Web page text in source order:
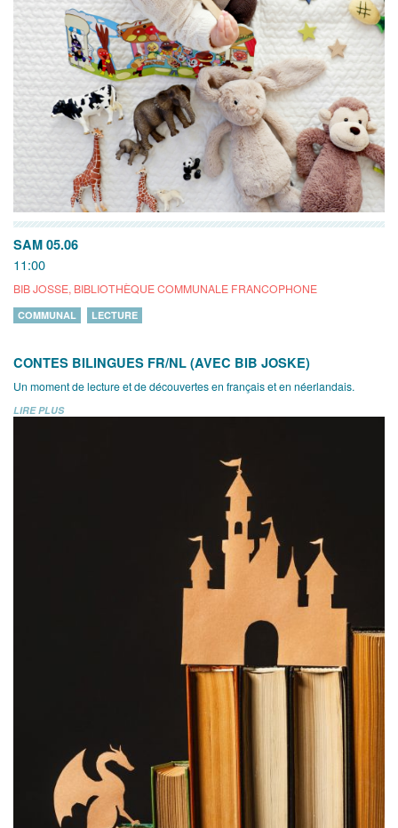
SAM 05.06
11:00
BIB JOSSE, BIBLIOTHÈQUE COMMUNALE FRANCOPHONE
COMMUNAL LECTURE
CONTES BILINGUES FR/NL (AVEC BIB JOSKE)
Un moment de lecture et de découvertes en français et en néerlandais.
LIRE PLUS